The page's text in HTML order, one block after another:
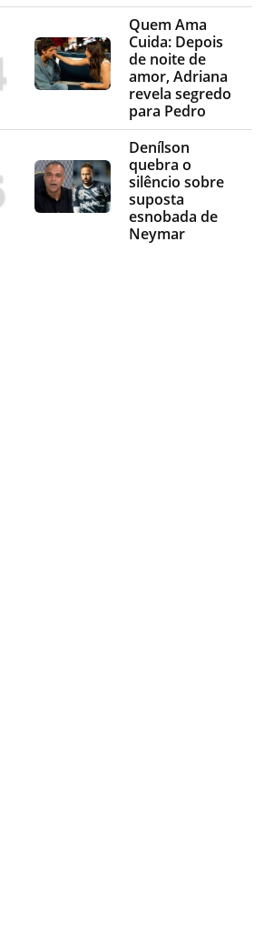
Quem Ama
Cuida: Depois
de noite de
amor, Adriana
revela segredo
para Pedro
Denílson
quebra o
silêncio sobre
suposta
esnobada de
Neymar